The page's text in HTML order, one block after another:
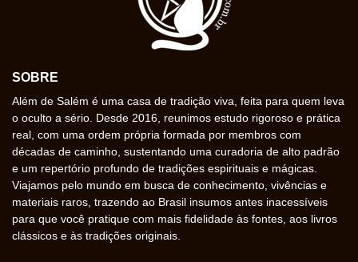
SOBRE
Além de Salém é uma casa de tradição viva, feita para quem leva
o oculto a sério. Desde 2016, reunimos estudo rigoroso e prática
real, com uma ordem própria formada por membros com
décadas de caminho, sustentando uma curadoria de alto padrão
e um repertório profundo de tradições espirituais e mágicas.
Viajamos pelo mundo em busca de conhecimento, vivências e
materiais raros, trazendo ao Brasil insumos antes inacessíveis
para que você pratique com mais fidelidade às fontes, aos livros
clássicos e às tradições originais.